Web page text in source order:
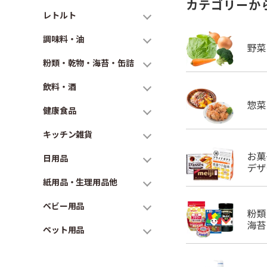
レトルト
調味料・油
粉類・乾物・海苔・缶詰
飲料・酒
健康食品
キッチン雑貨
日用品
紙用品・生理用品他
ベビー用品
ペット用品
カテゴリーか